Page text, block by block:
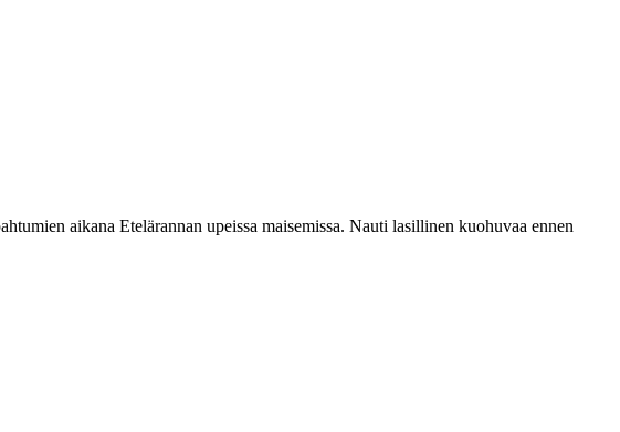
aikana Etelärannan upeissa maisemissa. Nauti lasillinen kuohuvaa ennen